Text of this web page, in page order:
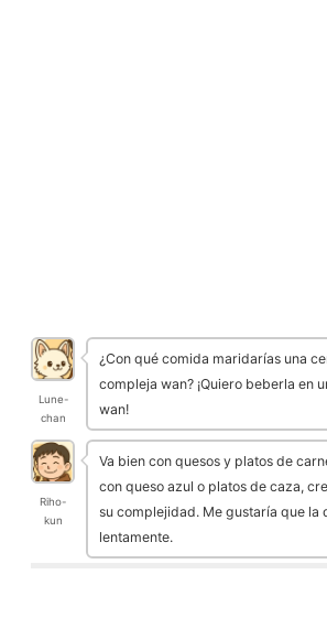
Lune-
chan
¿Con qué comida maridarías una
compleja wan? ¡Quiero beberla en
wan!
Riho-
kun
Va bien con quesos y platos de
con queso azul o platos de caza,
su complejidad. Me gustaría que la
lentamente.